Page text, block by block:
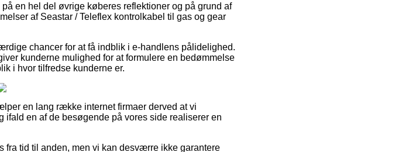
en hel del øvrige køberes reflektioner og på grund af
af Seastar / Teleflex kontrolkabel til gas og gear
chancer for at få indblik i e-handlens pålidelighed.
kunderne mulighed for at formulere en bedømmelse
i hvor tilfredse kunderne er.
en lang række internet firmaer derved at vi
en af de besøgende på vores side realiserer en
fra tid til anden, men vi kan desværre ikke garantere